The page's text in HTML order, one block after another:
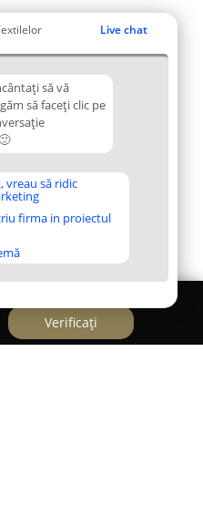
Live chat
să vă
să faceți clic pe
vreau să ridic
firma in proiectul
Verificați